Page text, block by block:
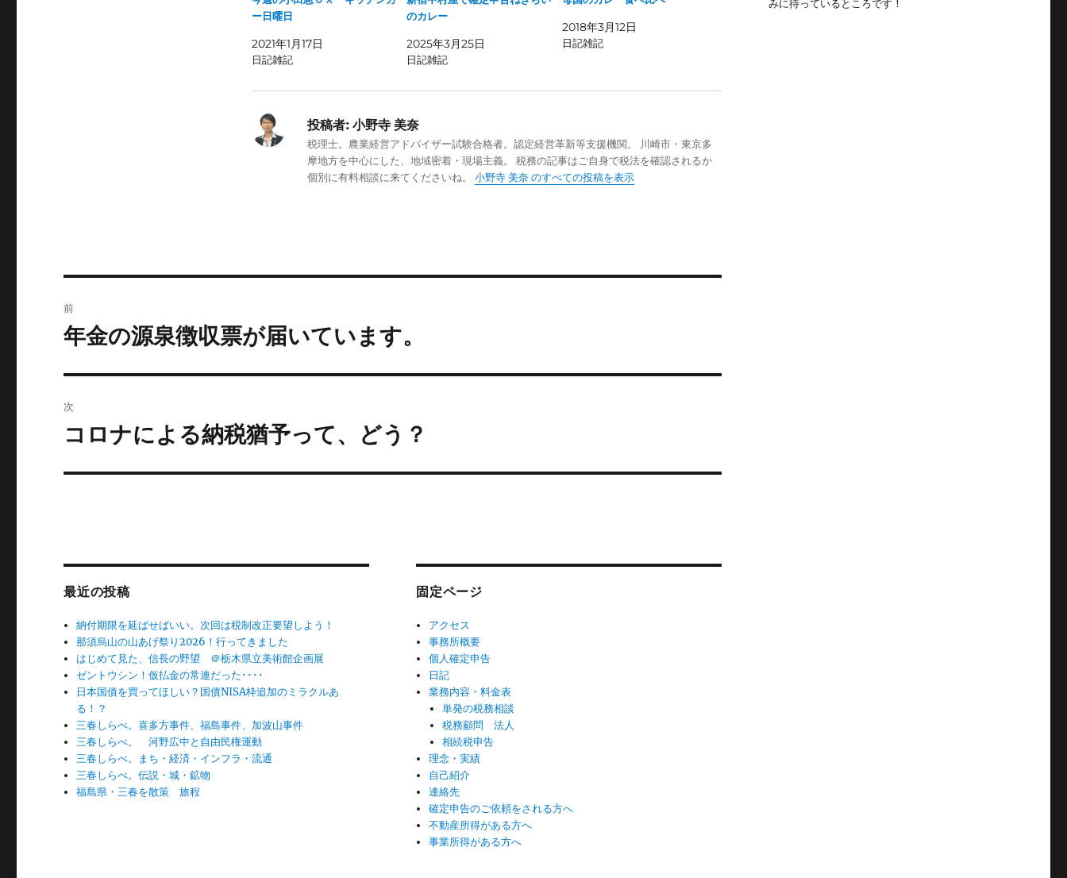
ー日曜日
2021年1月17日
日記雑記
のカレー
2025年3月25日
日記雑記
2018年3月12日
日記雑記
投稿者:小野寺 美奈
税理士。農業経営アドバイザー試験合格者。認定経営革新等支援機関。 川崎市・東京多
摩地方を中心にした、地域密着・現場主義。 税務の記事はご自身で税法を確認されるか
個別に有料相談に来てくださいね。 小野寺 美奈 のすべての投稿を表示
稿
ゲ
ン
前
前
投
稿:
年金の源泉徴収票が届いています。
次
次
投
コロナによる納税猶予って、どう？
最近の投稿
納付期限を延ばせばいい。次回は税制改正要望しよう！
那須烏山の山あげ祭り2026！行ってきました
はじめて見た、信長の野望 ＠栃木県立美術館企画展
ゼントウシン！仮払金の常連だった････
日本国債を買ってほしい？国債NISA枠追加のミラクルあ
る！？
三春しらべ。喜多方事件、福島事件、加波山事件
三春しらべ。 河野広中と自由民権運動
三春しらべ。まち・経済・インフラ・流通
三春しらべ。伝説・城・鉱物
福島県・三春を散策 旅程
固定ページ
アクセス
事務所概要
個人確定申告
日記
業務内容・料金表
単発の税務相談
税務顧問 法人
相続税申告
理念・実績
自己紹介
連絡先
確定申告のご依頼をされる方へ
不動産所得がある方へ
事業所得がある方へ
みに待っているところです！